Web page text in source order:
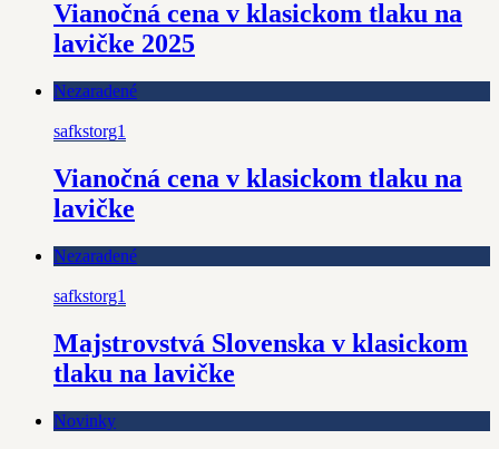
Vianočná cena v klasickom tlaku na
lavičke 2025
Nezaradené
safkstorg1
Vianočná cena v klasickom tlaku na
lavičke
Nezaradené
safkstorg1
Majstrovstvá Slovenska v klasickom
tlaku na lavičke
Novinky